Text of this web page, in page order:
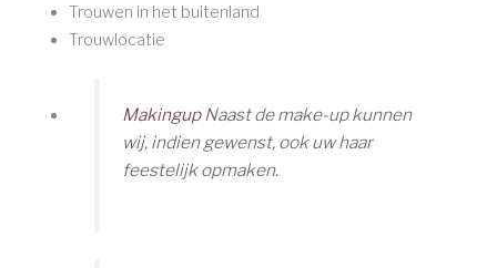
Trouwen in het buitenland
Trouwlocatie
Makingup Naast de make-up kunnen
wij, indien gewenst, ook uw haar
feestelijk opmaken.